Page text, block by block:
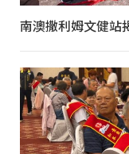
南澳撒利姆文健站